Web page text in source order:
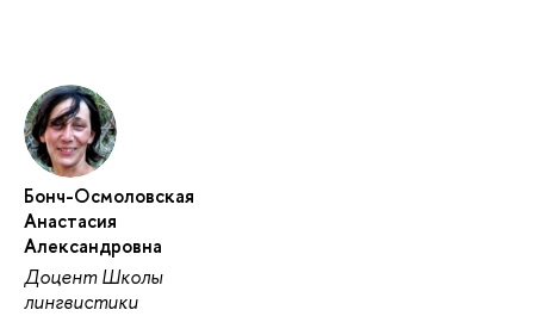
Бонч-Осмоловская
Анастасия
Александровна
Доцент Школы
лингвистики